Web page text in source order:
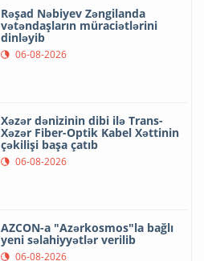
Rəşad Nəbiyev Zəngilanda
vətəndaşların müraciətlərini
dinləyib
06-08-2026
Xəzər dənizinin dibi ilə Trans-
Xəzər Fiber-Optik Kabel Xəttinin
çəkilişi başa çatıb
06-08-2026
AZCON-a "Azərkosmos"la bağlı
yeni səlahiyyətlər verilib
06-08-2026